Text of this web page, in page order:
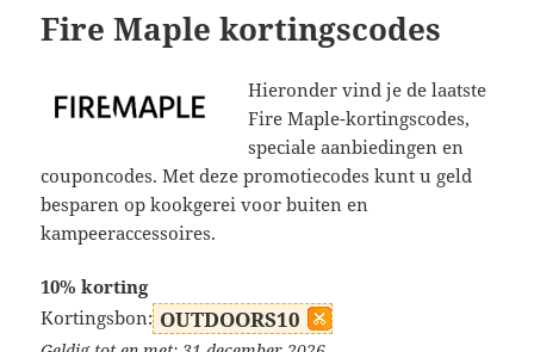
Fire Maple kortingscodes
Hieronder vind je de laatste
Fire Maple-kortingscodes,
speciale aanbiedingen en
couponcodes. Met deze promotiecodes kunt u geld
besparen op kookgerei voor buiten en
kampeeraccessoires.
10% korting
Kortingsbon: OUTDOORS10